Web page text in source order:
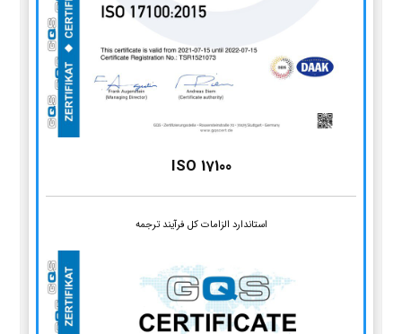
ISO 17100
استاندارد الزامات کل فرآیند ترجمه